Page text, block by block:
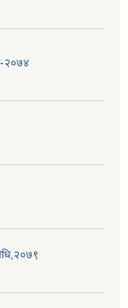
२०७४